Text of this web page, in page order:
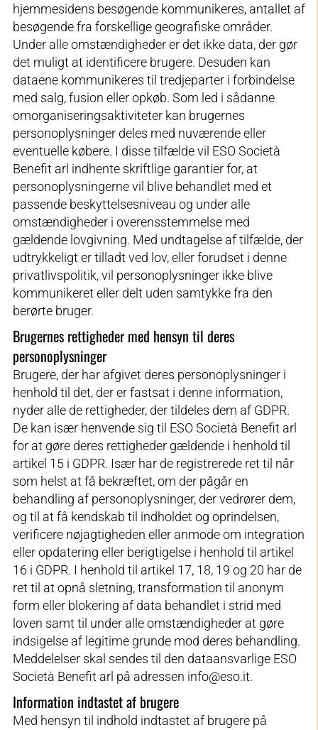
hjemmesidens besøgende kommunikeres, antallet af
besøgende fra forskellige geografiske områder.
Under alle omstændigheder er det ikke data, der gør
det muligt at identificere brugere. Desuden kan
dataene kommunikeres til tredjeparter i forbindelse
med salg, fusion eller opkøb. Som led i sådanne
omorganiseringsaktiviteter kan brugernes
personoplysninger deles med nuværende eller
eventuelle købere. I disse tilfælde vil ESO Società
Benefit arl indhente skriftlige garantier for, at
personoplysningerne vil blive behandlet med et
passende beskyttelsesniveau og under alle
omstændigheder i overensstemmelse med
gældende lovgivning. Med undtagelse af tilfælde, der
udtrykkeligt er tilladt ved lov, eller forudset i denne
privatlivspolitik, vil personoplysninger ikke blive
kommunikeret eller delt uden samtykke fra den
berørte bruger.
Brugernes rettigheder med hensyn til deres
personoplysninger
Brugere, der har afgivet deres personoplysninger i
henhold til det, der er fastsat i denne information,
nyder alle de rettigheder, der tildeles dem af GDPR.
De kan især henvende sig til ESO Società Benefit arl
for at gøre deres rettigheder gældende i henhold til
artikel 15 i GDPR. Især har de registrerede ret til når
som helst at få bekræftet, om der pågår en
behandling af personoplysninger, der vedrører dem,
og til at få kendskab til indholdet og oprindelsen,
verificere nøjagtigheden eller anmode om integration
eller opdatering eller berigtigelse i henhold til artikel
16 i GDPR. I henhold til artikel 17, 18, 19 og 20 har de
ret til at opnå sletning, transformation til anonym
form eller blokering af data behandlet i strid med
loven samt til under alle omstændigheder at gøre
indsigelse af legitime grunde mod deres behandling.
Meddelelser skal sendes til den dataansvarlige ESO
Società Benefit arl på adressen info@eso.it.
Information indtastet af brugere
Med hensyn til indhold indtastet af brugere på